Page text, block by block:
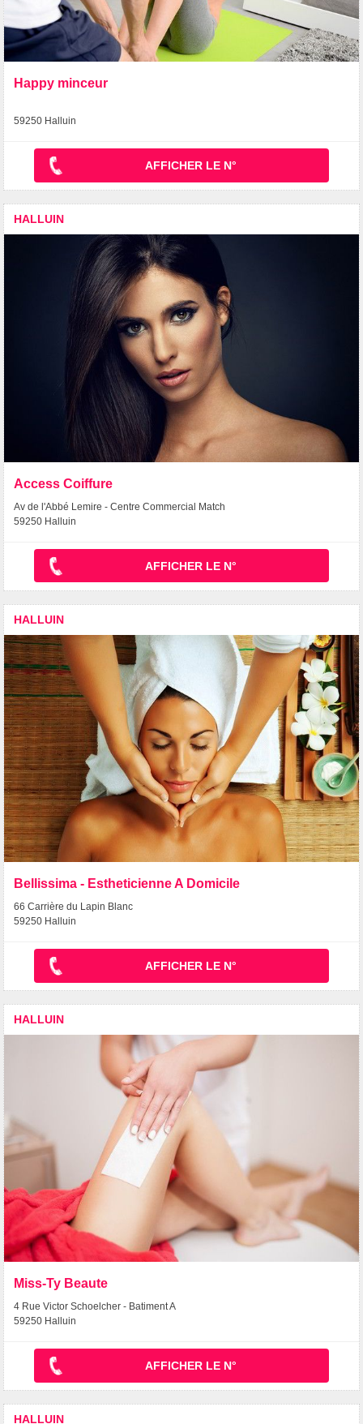
Happy minceur
59250 Halluin
AFFICHER LE N°
HALLUIN
Access Coiffure
Av de l'Abbé Lemire - Centre Commercial Match
59250 Halluin
AFFICHER LE N°
HALLUIN
Bellissima - Estheticienne A Domicile
66 Carrière du Lapin Blanc
59250 Halluin
AFFICHER LE N°
HALLUIN
Miss-Ty Beaute
4 Rue Victor Schoelcher - Batiment A
59250 Halluin
AFFICHER LE N°
HALLUIN